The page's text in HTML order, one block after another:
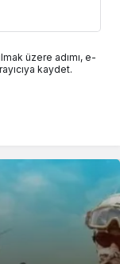
üzere adımı, e-
kaydet.